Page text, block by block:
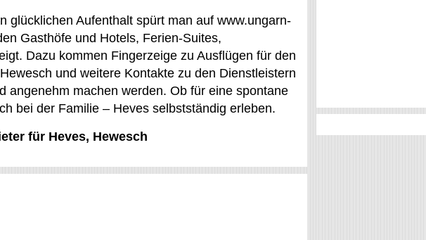
glücklichen Aufenthalt spürt man auf www.ungarn-
Gasthöfe und Hotels, Ferien-Suites,
Dazu kommen Fingerzeige zu Ausflügen für den
und weitere Kontakte zu den Dienstleistern
angenehm machen werden. Ob für eine spontane
bei der Familie – Heves selbstständig erleben.
für Heves, Hewesch